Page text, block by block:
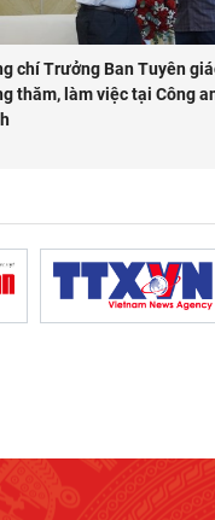
chí Trưởng Ban Tuyên
thăm, làm việc tại Công